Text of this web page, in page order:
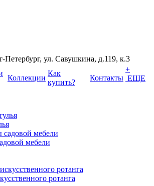
ул. Савушкина, д.119, к.3
Коллекции
Как
купить?
Контакты
+
ЕЩЕ
мебели
ротанга